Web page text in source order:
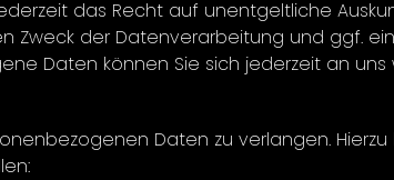
das Recht auf unentgeltliche
der Datenverarbeitung und ggf.
Daten können Sie sich jederzeit an uns
Daten zu verlangen.